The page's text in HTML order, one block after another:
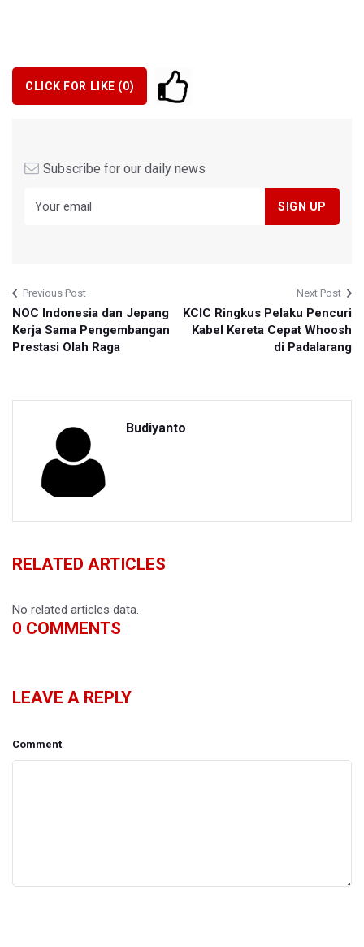
CLICK FOR LIKE (0)
Subscribe for our daily news
Previous Post
NOC Indonesia dan Jepang
Kerja Sama Pengembangan
Prestasi Olah Raga
Next Post
KCIC Ringkus Pelaku Pencuri
Kabel Kereta Cepat Whoosh
di Padalarang
Budiyanto
RELATED ARTICLES
No related articles data.
0 COMMENTS
LEAVE A REPLY
Comment